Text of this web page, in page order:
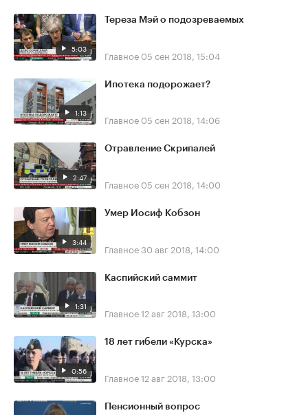
5:03
Тереза Мэй о подозреваемых
Главное 05 сен 2018, 15:04
1:13
Ипотека подорожает?
Главное 05 сен 2018, 14:06
2:47
Отравление Скрипалей
Главное 05 сен 2018, 14:00
3:44
Умер Иосиф Кобзон
Главное30 авг 2018, 14:00
1:31
Каспийский саммит
Главное12 авг 2018, 13:00
0:56
18 лет гибели «Курска»
Главное12 авг 2018, 13:00
Пенсионный вопрос